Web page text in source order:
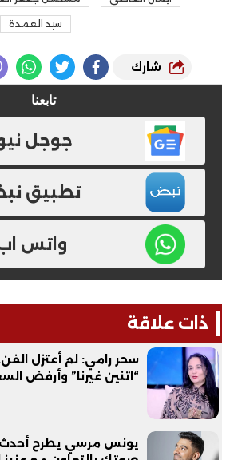
سيد العمدة
شارك
تابعنا
جوجل
تطبيق
واتس
ذات علاقة
سحر رامي: لم أعتزل
“اتنين غيرنا” وأرفض
يونس مرسي يطرح